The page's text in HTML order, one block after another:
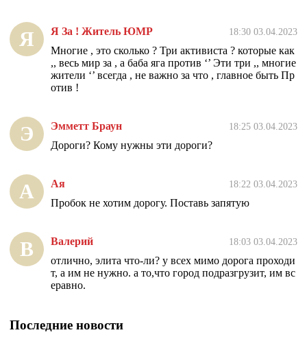
Я Я За ! Житель ЮМР 18:30 03.04.2023
Многие , это сколько ? Три активиста ? которые как
,, весь мир за , а баба яга против ‘’ Эти три ,, многие
жители ‘’ всегда , не важно за что , главное быть Пр
отив !
Э Эмметт Браун 18:25 03.04.2023
Дороги? Кому нужны эти дороги?
А Ая 18:22 03.04.2023
Пробок не хотим дорогу. Поставь запятую
В Валерий 18:03 03.04.2023
отлично, элита что-ли? у всех мимо дорога проходи
т, а им не нужно. а то,что город подразгрузит, им вс
еравно.
Последние новости